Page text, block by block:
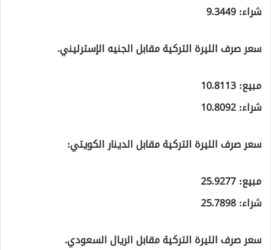
شراء: 9.3449
سعر صرف الليرة التركية مقابل الجنيه الإسترليني.
مبيع: 10.8113
شراء: 10.8092
سعر صرف الليرة التركية مقابل الدينار الكويتي:
مبيع: 25.9277
شراء: 25.7898
سعر صرف الليرة التركية مقابل الريال السعودي.